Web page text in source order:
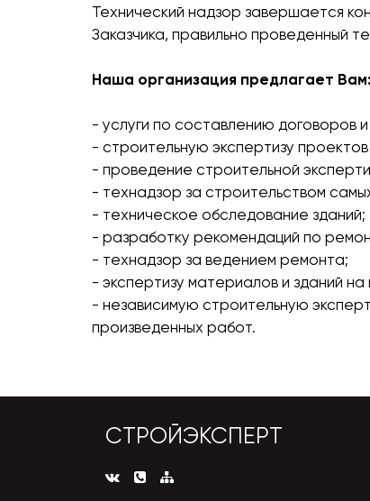
Технический надзор завершается
Заказчика, правильно проведенный
Наша организация предлагает Вам:
- услуги по составлению договоров
- строительную экспертизу
- проведение строительной
- технадзор за строительством
- техническое обследование зданий;
- разработку рекомендаций по
- технадзор за ведением ремонта;
- экспертизу материалов и зданий
- независимую строительную
произведенных работ.
СТРОЙЭКСПЕРТ